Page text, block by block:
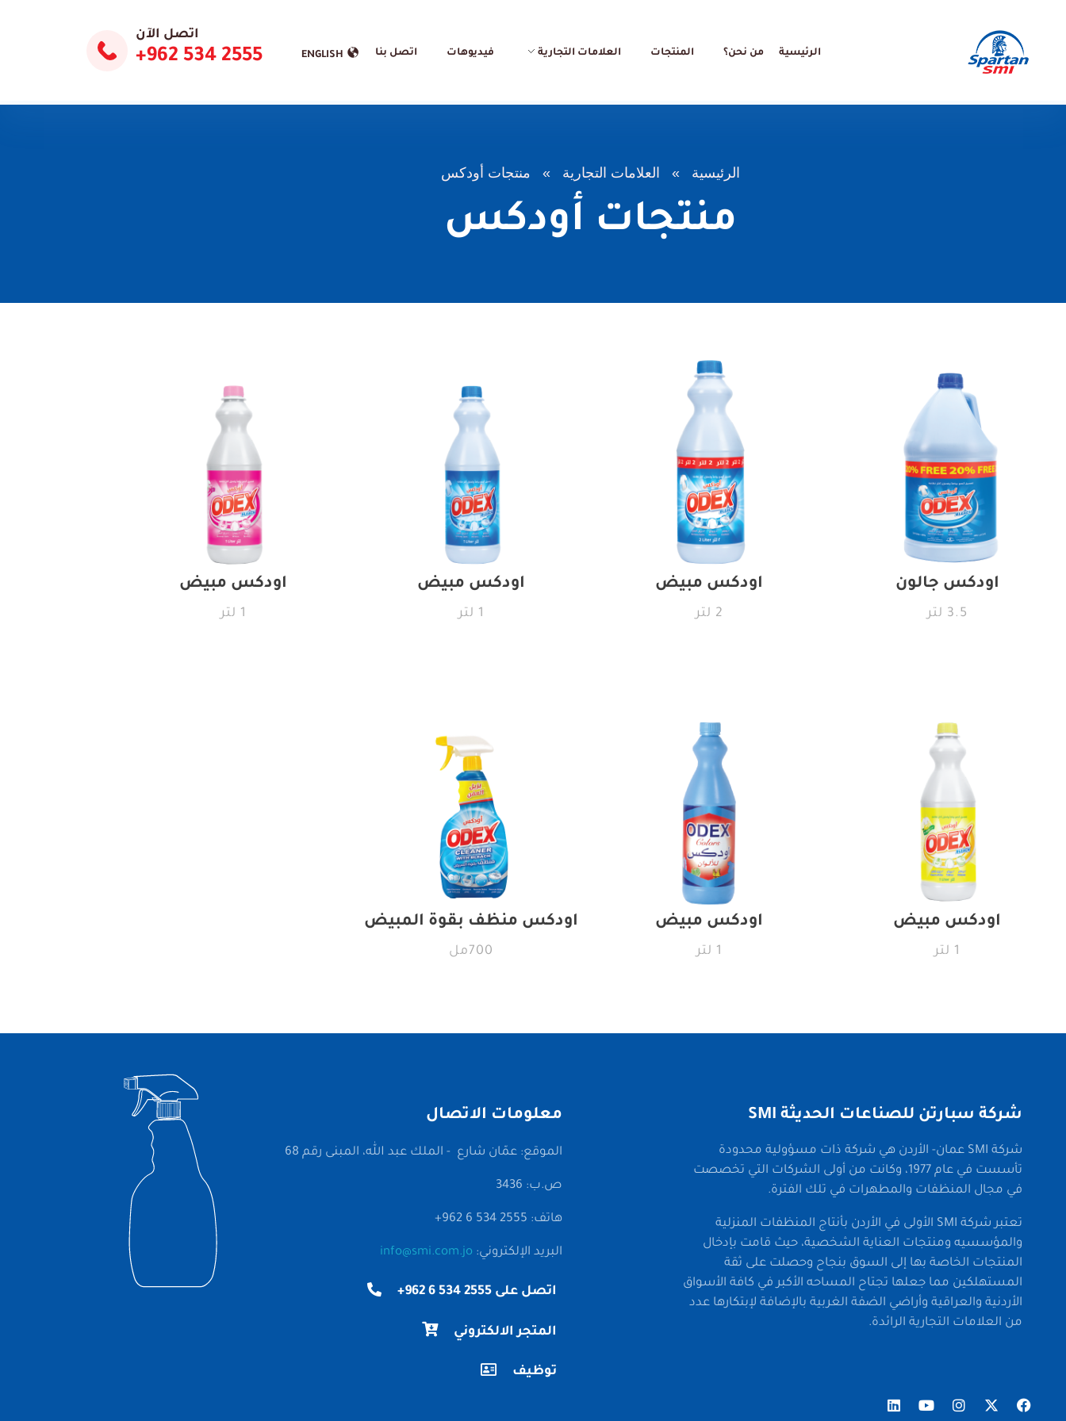
الرئيسية من نحن؟ المنتجات العلامات التجارية فيديوهات اتصل بنا ENGLISH
اتصل الآن
2555 534 962+
الرئيسية » العلامات التجارية » منتجات أودكس
منتجات أودكس
اودكس جالون
3.5 لتر
اودكس مبيض
2 لتر
اودكس مبيض
1 لتر
اودكس مبيض
1 لتر
اودكس مبيض
1 لتر
اودكس مبيض
1 لتر
اودكس منظف بقوة المبيض
700مل
شركة سبارتن للصناعات الحديثة SMI
شركة SMI عمان- الأردن هي شركة ذات مسؤولية محدودة
تأسست في عام 1977، وكانت من أولى الشركات التي تخصصت
في مجال المنظفات والمطهرات في تلك الفترة.
تعتبر شركة SMI الأولى في الأردن بأنتاج المنظفات المنزلية
والمؤسسيه ومنتجات العناية الشخصية، حيث قامت بإدخال
المنتجات الخاصة بها إلى السوق بنجاح وحصلت على ثقة
المستهلكين مما جعلها تجتاح المساحه الأكبر في كافة الأسواق
الأردنية والعراقية وأراضي الضفة الغربية بالإضافة لإبتكارها عدد
من العلامات التجارية الرائدة.
معلومات الاتصال
الموقع: عمّان شارع - الملك عبد الله، المبنى رقم 68
ص.ب: 3436
هاتف: 2555 534 6 962+
البريد الإلكتروني: info@smi.com.jo
اتصل على 2555 534 6 962+
المتجر الالكتروني
توظيف